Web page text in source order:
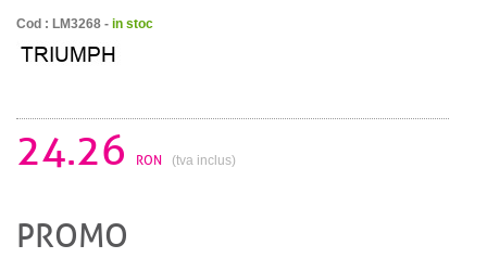
Cod : LM3268 - in stoc
24.26 RON (tva inclus)
PROMO